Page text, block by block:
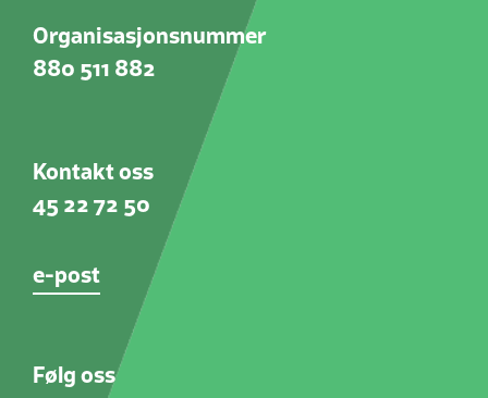
Organisasjonsnummer
880 511 882
Kontakt oss
45 22 72 50
e-post
Følg oss